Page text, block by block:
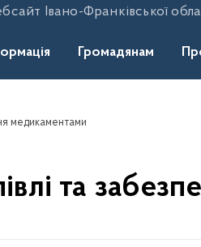
Івано-Франківської
Громадянам
медикаментами
та